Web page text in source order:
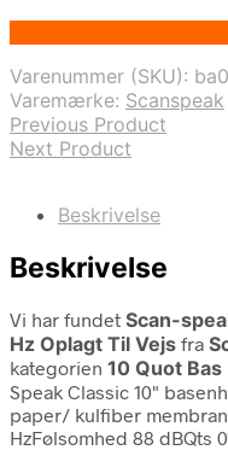
Varenummer (SKU):
Varemærke: Scanspeak
Previous Product
Next Product
Beskrivelse
Beskrivelse
Vi har fundet Scan-
Hz Oplagt Til Vejs fra
kategorien 10 Quot
Speak Classic 10"
paper/ kulfiber
HzFølsomhed 88 dBQts